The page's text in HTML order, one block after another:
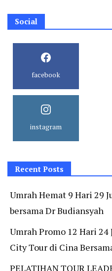
Social
facebook
instagram
Recent Posts
Umrah Hemat 9 Hari 29
bersama Dr Budiansyah
Umrah Promo 12 Hari 24
City Tour di Cina
PELATIHAN TOUR